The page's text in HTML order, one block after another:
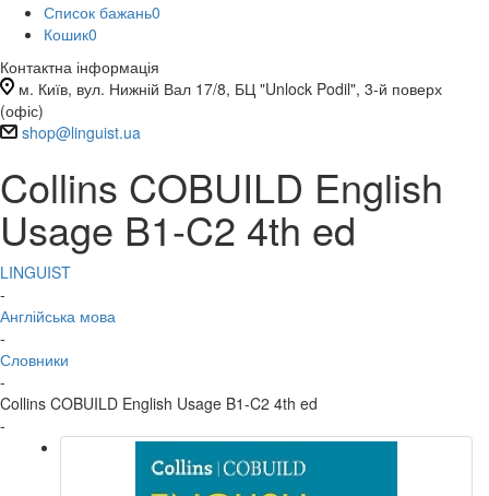
Список бажань0
Кошик0
Контактна інформація
м. Київ, вул. Нижній Вал 17/8, БЦ "Unlock Podil", 3-й поверх
(офіс)
shop@linguist.ua
Collins COBUILD English
Usage B1-C2 4th ed
LINGUIST
-
Англійська мова
-
Словники
-
Collins COBUILD English Usage B1-C2 4th ed
-